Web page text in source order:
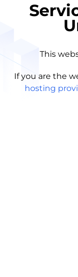
This
If you are the
hosting